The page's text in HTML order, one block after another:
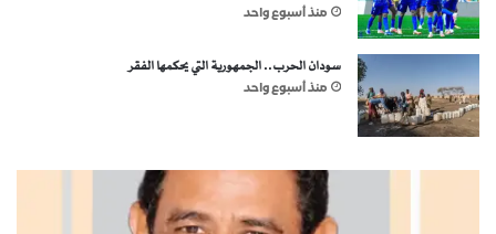
منذ أسبوع واحد
سودان الحرب.. الجمهورية التي يحكمها الفقر
منذ أسبوع واحد